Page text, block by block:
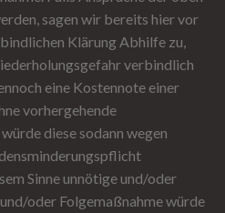
sagen wir bereits hier vor
Klärung Abhilfe zu,
verbindlich
eine Kostennote einer
vorhergehende
diese sodann wegen
Sinne unnötige und/oder
oder Folgemaßnahme würde